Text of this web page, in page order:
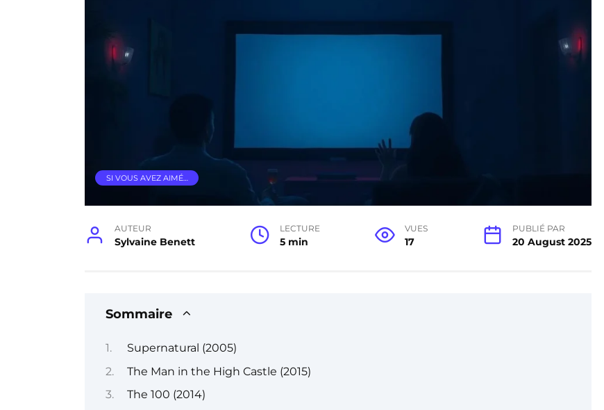
SI VOUS AVEZ AIMÉ…
AUTEUR
Sylvaine Benett
LECTURE
5 min
VUES
17
PUBLIÉ PAR
20 August 2025
Sommaire
Supernatural (2005)
The Man in the High Castle (2015)
The 100 (2014)